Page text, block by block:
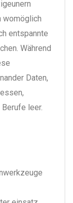
womöglich
entspannte
Während
Daten,
leer.